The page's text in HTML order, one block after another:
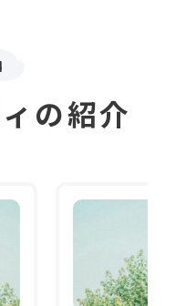
の紹介